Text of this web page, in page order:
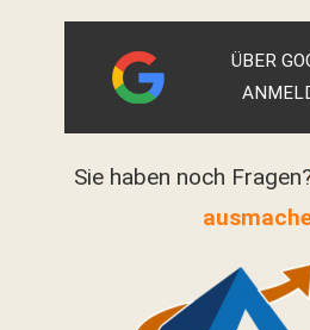
ÜBER
Sie haben noch